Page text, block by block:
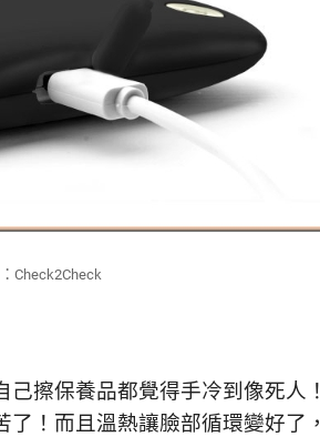
Check2Check
己擦保養品都覺得手冷到像死人！
了！ 而且溫熱讓臉部循環變好了，